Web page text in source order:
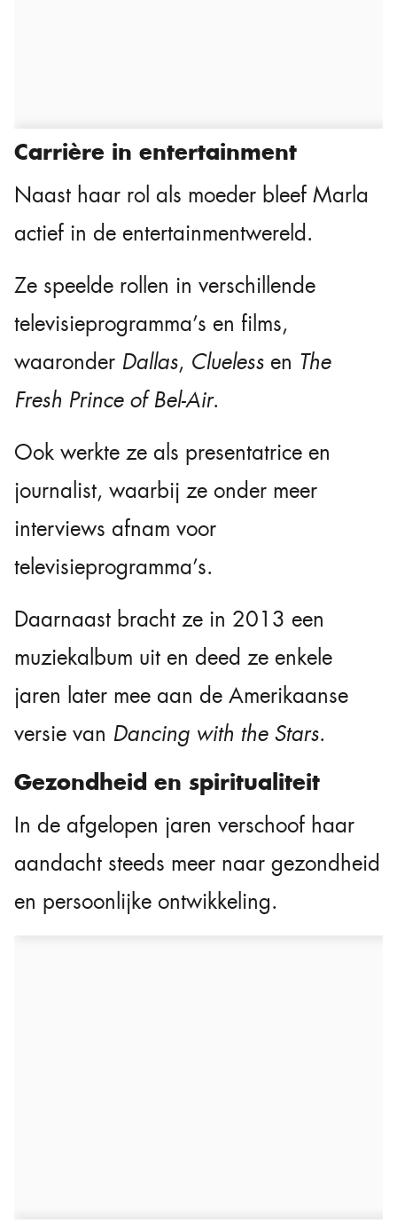
Carrière in entertainment
Naast haar rol als moeder bleef Marla
actief in de entertainmentwereld.
Ze speelde rollen in verschillende
televisieprogramma’s en films,
waaronder Dallas, Clueless en The
Fresh Prince of Bel-Air.
Ook werkte ze als presentatrice en
journalist, waarbij ze onder meer
interviews afnam voor
televisieprogramma’s.
Daarnaast bracht ze in 2013 een
muziekalbum uit en deed ze enkele
jaren later mee aan de Amerikaanse
versie van Dancing with the Stars.
Gezondheid en spiritualiteit
In de afgelopen jaren verschoof haar
aandacht steeds meer naar gezondheid
en persoonlijke ontwikkeling.